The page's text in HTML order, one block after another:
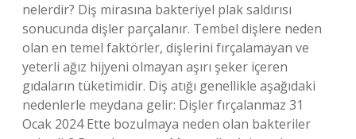
nelerdir? Diş mirasına bakteriyel plak saldırısı
sonucunda dişler parçalanır. Tembel dişlere neden
olan en temel faktörler, dişlerini fırçalamayan ve
yeterli ağız hijyeni olmayan aşırı şeker içeren
gıdaların tüketimidir. Diş atığı genellikle aşağıdaki
nedenlerle meydana gelir: Dişler fırçalanmaz 31
Ocak 2024 Ette bozulmaya neden olan bakteriler